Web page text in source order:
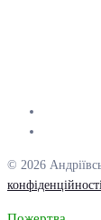
© 2026